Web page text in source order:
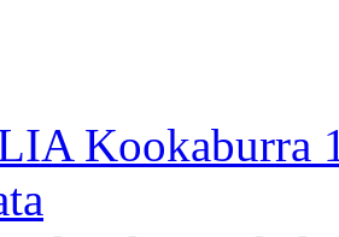
Kookaburra